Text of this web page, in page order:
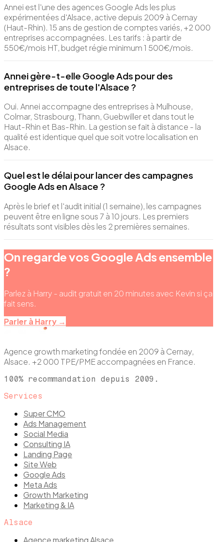
Annei est l'une des agences Google Ads les plus
expérimentées d'Alsace, active depuis 2009 à Cernay
(Haut-Rhin). 15 ans de gestion de comptes variés, +2 000
entreprises accompagnées. Les tarifs : à partir de
550€/mois HT, budget régie minimum 1 500€/mois.
Annei gère-t-elle Google Ads pour des
entreprises de toute l'Alsace ?
Oui. Annei accompagne des entreprises à Mulhouse,
Colmar, Strasbourg, Thann, Guebwiller et dans tout le
Haut-Rhin et Bas-Rhin. La gestion se fait à distance - la
qualité est identique quel que soit votre localisation en
Alsace.
Quel est le délai pour lancer des campagnes
Google Ads en Alsace ?
Après le brief et l'audit initial (1 semaine), les campagnes
peuvent être en ligne sous 7 à 10 jours. Les premiers
résultats sont visibles dès les 2 premières semaines.
On regarde vos Google Ads ensemble
?
Parlez à Harry - audit gratuit en 20 minutes avec Kevin si ça
fait sens.
Parler à Harry →
Agence growth marketing fondée en 2009 à Cernay,
Alsace. +2 000 TPE/PME accompagnées en France.
100% recommandation depuis 2009.
Services
Super CMO
Ads Management
Social Media
Consulting IA
Landing Page
Site Web
Google Ads
Meta Ads
Growth Marketing
Marketing & IA
Alsace
Agence marketing Alsace